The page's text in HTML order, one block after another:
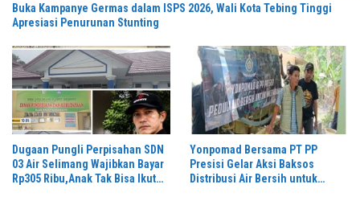
Buka Kampanye Germas dalam ISPS 2026, Wali Kota Tebing Tinggi
Apresiasi Penurunan Stunting
Dugaan Pungli Perpisahan SDN
03 Air Selimang Wajibkan Bayar
Rp305 Ribu,Anak Tak Bisa Ikut
Yonpomad Bersama PT PP
Presisi Gelar Aksi Baksos
Distribusi Air Bersih untuk